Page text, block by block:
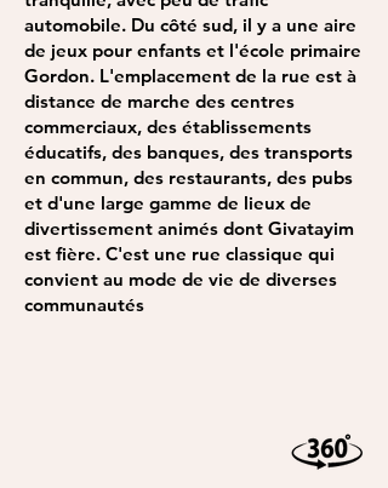
automobile. Du côté sud, il y a une aire
de jeux pour enfants et l'école primaire
Gordon. L'emplacement de la rue est à
distance de marche des centres
commerciaux, des établissements
éducatifs, des banques, des transports
en commun, des restaurants, des pubs
et d'une large gamme de lieux de
divertissement animés dont Givatayim
est fière. C'est une rue classique qui
convient au mode de vie de diverses
communautés